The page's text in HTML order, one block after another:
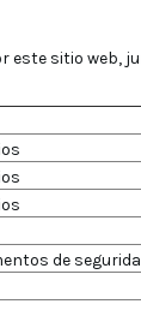
sitio
de